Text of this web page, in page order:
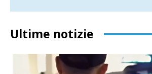
Ultime notizie